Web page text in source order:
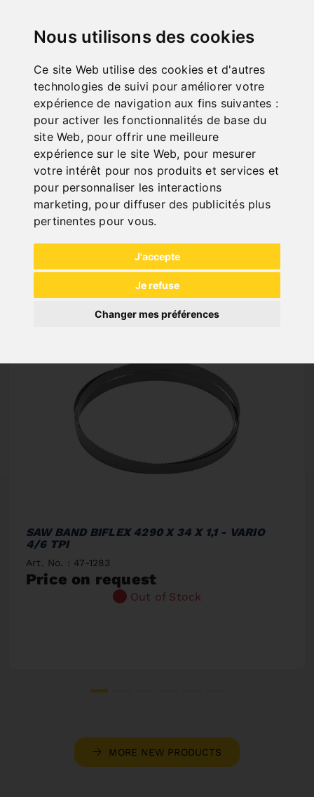
Nous utilisons des cookies
Ce site Web utilise des cookies et d'autres
technologies de suivi pour améliorer votre
expérience de navigation aux fins suivantes :
pour activer les fonctionnalités de base du
site Web, pour offrir une meilleure
expérience sur le site Web, pour mesurer
votre intérêt pour nos produits et services et
pour personnaliser les interactions
marketing, pour diffuser des publicités plus
pertinentes pour vous.
J'accepte
Je refuse
Changer mes préférences
ONLINE
KATALOGE
NEW PRODUCTS
SAW BAND BIFLEX 4290 X 34 X 1,1 - VARIO
4/6 TPI
Art. No. : 47-1283
Price on request
Out of Stock
MORE NEW PRODUCTS